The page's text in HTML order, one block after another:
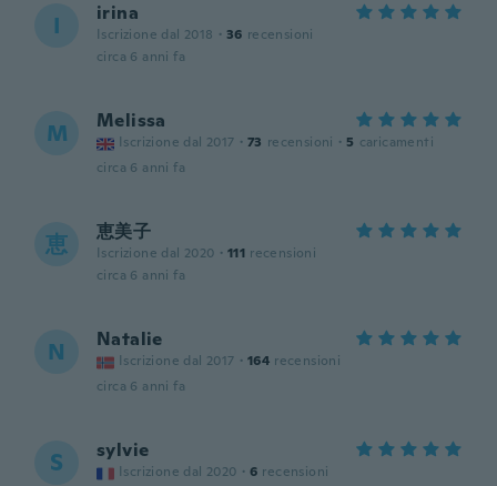
I irina
Iscrizione dal 2018 · 36 recensioni
circa 6 anni fa
M Melissa
Iscrizione dal 2017 · 73 recensioni · 5 caricamenti
circa 6 anni fa
恵 恵美子
Iscrizione dal 2020 · 111 recensioni
circa 6 anni fa
N Natalie
Iscrizione dal 2017 · 164 recensioni
circa 6 anni fa
S sylvie
Iscrizione dal 2020 · 6 recensioni